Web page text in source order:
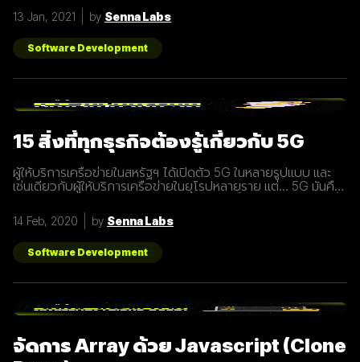
กว่า class เปรียบเสมือนกับ blueprint หรือแบบพิมพ์เขียว ที่
สามารถนำไปสร้างเป็นสิ่งของ( object ) ตาม blueprint หรือแบบ
พิมพ์เขียว( class ) นั้นๆได้ โดยภายใน class
13 Jan, 2021 by Senna Labs
Software Development
15 สิ่งที่ทุกธุรกิจต้องรู้เกี่ยวกับ 5G
ผู้ให้บริการเครือข่ายในสหรัฐฯ ได้เปิดตัว 5G ในหลายรูปแบบ และ
เช่นเดียวกับผู้ให้บริการเครือข่ายในยุโรปหลายราย แต่… 5G มันคือ
ทุกธุรกิจต้องรู้เกี่ยวกับ 5G เพราะเราปฏิเสธไม่ได้เลยว่ามันกำลังจะ
ถูกใช้งานอย่างกว้างขวางขึ้น 1. 5G หรือ Fifth-Generation คือ
ยุคใหม่ของเทคโนโลยีเครือข่ายไร้สายที่จะมาแทนที่ระบบ 4G ที่เราใช้
อยู่ในปัจจุบัน ซึ่งมันไม่ได้ถูกจำกัดแค่มือถือเท่านั้น แต่รวมถึง
อุปกรณ์ทุกชนิดที่เชื่อมต่ออินเตอร์เน็ตได้ 2. 5G คือการพัฒนา 3
ส่วนที่สำคัญที่จะนำมาสู่การเชื่อมต่ออุปกรณ์ไร้สายต่างๆ ขยาย
ตอบสนองที่รวดเร็วขึ้นในระยะเวลาที่น้อยลง ความสามารถในการ
แตกต่างจากระบบ
14 Feb, 2020 by Senna Labs
Software Development
จัดการ Array ด้วย Javascript (Clone